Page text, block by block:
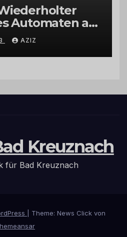
Automaten am
in
Labachweg
AZIZ
Kreuznach
für Bad Kreuznach
Theme: News Click von